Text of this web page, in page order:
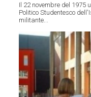
Il 22 novembre del 1975
Politico Studentesco
militante...